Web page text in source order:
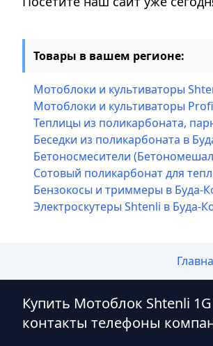
Товары в вашем регионе:
Мотоблоки и культиваторы
Мотоблоки и культиваторы
Теплицы из поликарбоната,
Беседки из поликарбоната в
Бетоносмесители
Сотовый поликарбонат для
Бензокосы и триммеры в Буда-
Электроскутеры Shtenli в Буда-
Купить Мотоблок Shtenli
контакты телефоны